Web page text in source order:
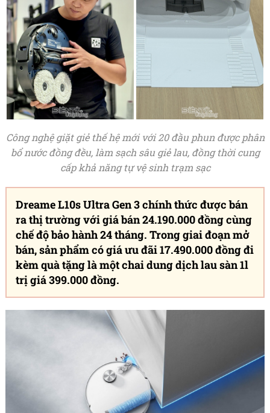
Công nghệ giặt giẻ thế hệ mới với 20 đầu phun được phân
bổ nước đồng đều, làm sạch sâu giẻ lau, đồng thời cung
cấp khả năng tự vệ sinh trạm sạc
Dreame L10s Ultra Gen 3 chính thức được bán
ra thị trường với giá bán 24.190.000 đồng cùng
chế độ bảo hành 24 tháng. Trong giai đoạn mở
bán, sản phẩm có giá ưu đãi 17.490.000 đồng đi
kèm quà tặng là một chai dung dịch lau sàn 1l
trị giá 399.000 đồng.